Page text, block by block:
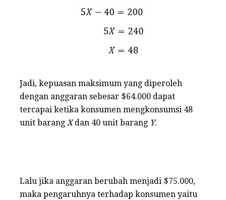
Jadi, kepuasan maksimum yang diperoleh
dengan anggaran sebesar $64.000 dapat
tercapai ketika konsumen mengkonsumsi 48
unit barang Xdan 40 unit barang Y.
Lalu jika anggaran berubah menjadi $75.000,
maka pengaruhnya terhadap konsumen yaitu